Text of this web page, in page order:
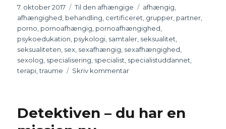
Udgivet
7. oktober 2017 Kategorier
Til den afhængige Tags
afhængig
afhængighed behandling certificeret grupper partner
porno pornoafhængig pornoafhængighed
psykoedukation psykologi samtaler seksualitet
seksualiteten sex sexafhængig sexafhængighed
sexolog specialisering specialist specialistuddannet
terapi ,traume Skriv kommentar
Detektiven – du har en